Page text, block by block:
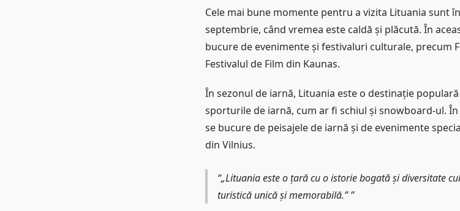
Cele mai bune momente pentru a vizita Lituania sunt
septembrie, când vremea este caldă și plăcută. În
bucure de evenimente și festivaluri culturale, precum
Festivalul de Film din Kaunas.
În sezonul de iarnă, Lituania este o destinație
sporturile de iarnă, cum ar fi schiul și snowboard-ul.
se bucure de peisajele de iarnă și de evenimente
din Vilnius.
„Lituania este o țară cu o istorie bogată și diversitate
turistică unică și memorabilă.”